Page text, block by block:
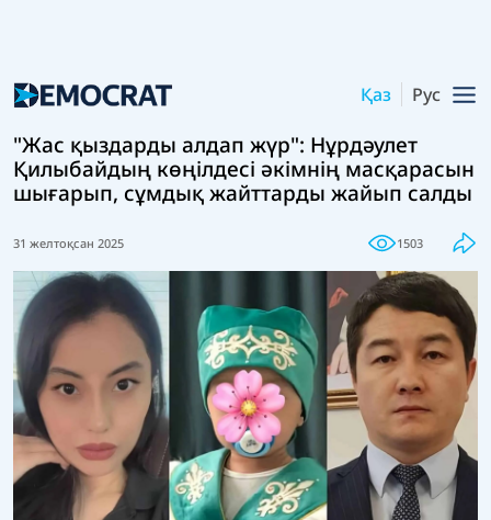
Қаз Рус
"Жас қыздарды алдап жүр": Нұрдәулет
Қилыбайдың көңілдесі әкімнің масқарасын
шығарып, сұмдық жайттарды жайып салды
31 желтоқсан 2025 1503